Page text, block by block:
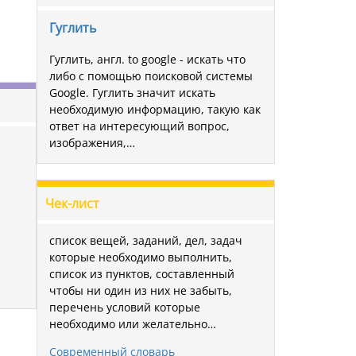
Гуглить
Гуглить, англ. to google - искать что
либо с помощью поисковой системы
Google. Гуглить значит искать
необходимую информацию, такую как
ответ на интересующий вопрос,
изображения,…
Чек-лист
список вещей, заданий, дел, задач
которые необходимо выполнить,
список из пунктов, составленный
чтобы ни один из них не забыть,
перечень условий которые
необходимо или желательно…
Современный словарь